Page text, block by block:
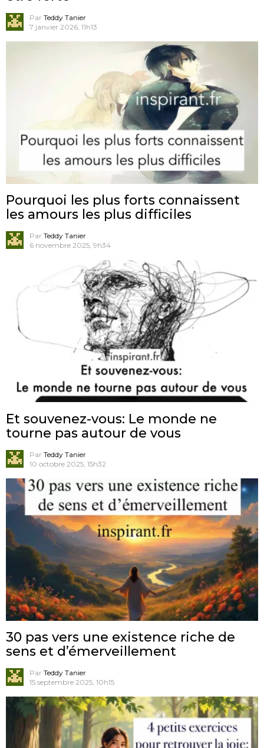
Par Teddy Tanier
7 janvier 2026, 11h13
Pourquoi les plus forts connaissent
les amours les plus difficiles
Par Teddy Tanier
6 novembre 2025, 9h34
Et souvenez-vous: Le monde ne
tourne pas autour de vous
Par Teddy Tanier
10 octobre 2025, 15h32
30 pas vers une existence riche de
sens et d’émerveillement
Par Teddy Tanier
15 septembre 2025, 10h15